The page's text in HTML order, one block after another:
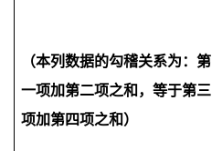
（本列数据的勾稽关系为：第
一项加第二项之和，等于第三
项加第四项之和）